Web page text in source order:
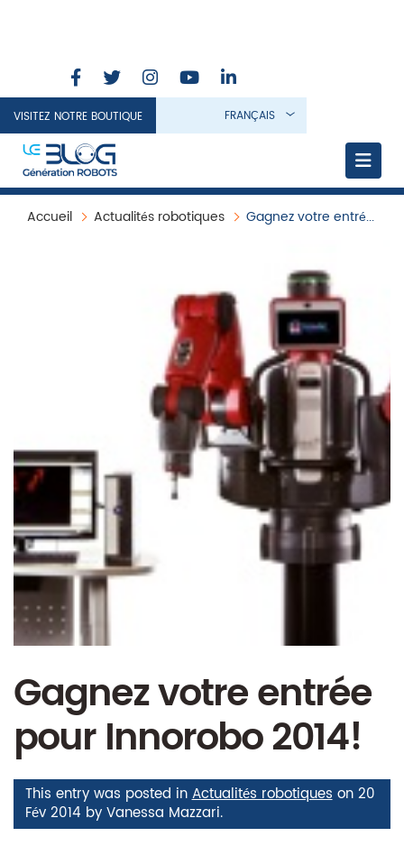
VISITEZ NOTRE BOUTIQUE FRANÇAIS
Accueil Actualités robotiques Gagnez votre entrée pour Innorobo 2014!
Gagnez votre entrée
pour Innorobo 2014!
This entry was posted inActualités robotiqueson 20
Fév 2014 by Vanessa Mazzari.